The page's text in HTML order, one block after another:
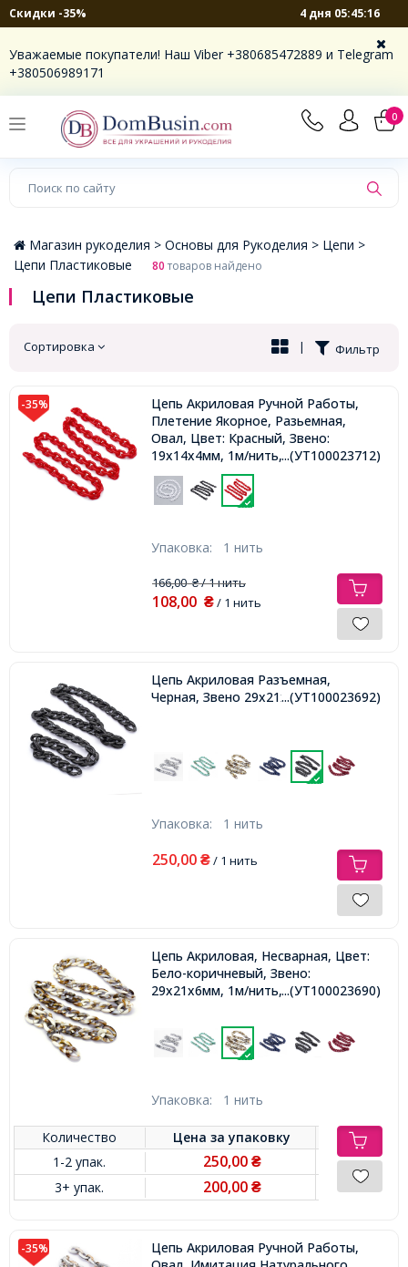
Скидки -35% 4 дня 05:45:16
Уважаемые покупатели! Наш Viber +380685472889 и Telegram
+380506989171
0
×
Магазин рукоделия > Основы для Рукоделия > Цепи >
Цепи Пластиковые
80товаров найдено
Цепи Пластиковые
Сортировка Фильтр
|
-35%
Цепь Акриловая Ручной Работы,
Плетение Якорное, Разьемная,
Овал, Цвет: Красный, Звено:
19x14x4мм, 1м/нить,...(УТ100023712)
Упаковка: 1 нить
166,00₴/ 1 нить
108,00 ₴/ 1 нить
Цепь Акриловая Разъемная,
Черная, Звено 29x21x6мм, 1м,
...(УТ100023692)
Упаковка: 1 нить
250,00 ₴/ 1 нить
Цепь Акриловая, Несварная, Цвет:
Бело-коричневый, Звено:
29x21x6мм, 1м/нить,...(УТ100023690)
Упаковка: 1 нить
Количество Цена заупаковку
1-2 упак.
250,00 ₴
3+ упак. 200,00 ₴
-35%
Цепь Акриловая Ручной Работы,